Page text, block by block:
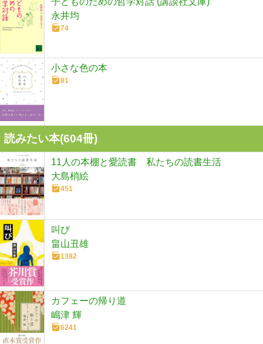
永井均
74
小さな色の本
81
読みたい本(604冊)
11人の本棚と愛読書 私たちの読書生活
大島梢絵
451
叫び
畠山丑雄
1382
カフェーの帰り道
嶋津 輝
6241